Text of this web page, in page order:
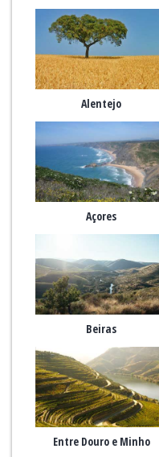
Alentejo
Açores
Beiras
Entre Douro e Minho